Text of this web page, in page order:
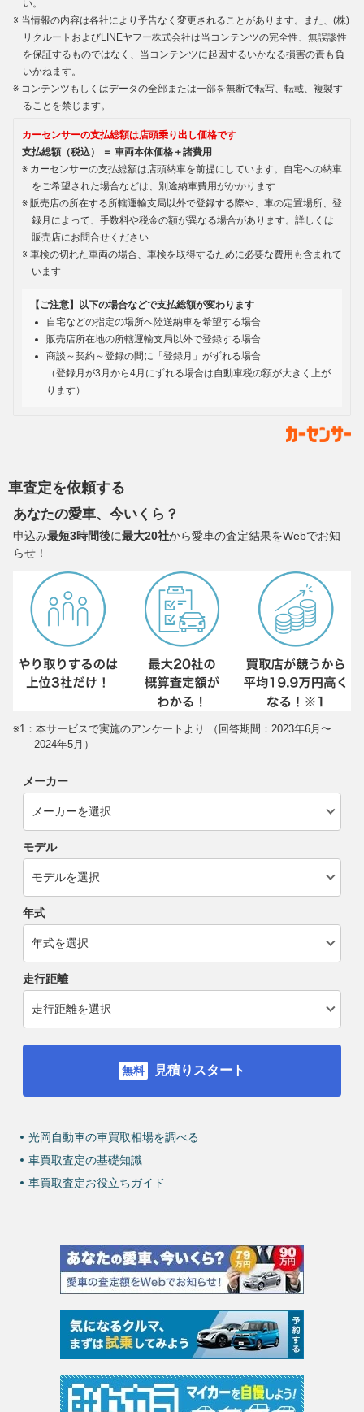
い。
当情報の内容は各社により予告なく変更されることがあります。また、(株)
リクルートおよびLINEヤフー株式会社は当コンテンツの完全性、無誤謬性
を保証するものではなく、当コンテンツに起因するいかなる損害の責も負
いかねます。
コンテンツもしくはデータの全部または一部を無断で転写、転載、複製す
ることを禁じます。
カーセンサーの支払総額は店頭乗り出し価格です
支払総額（税込） ＝ 車両本体価格＋諸費用
カーセンサーの支払総額は店頭納車を前提にしています。自宅への納車
をご希望された場合などは、別途納車費用がかかります
販売店の所在する所轄運輸支局以外で登録する際や、車の定置場所、登
録月によって、手数料や税金の額が異なる場合があります。詳しくは
販売店にお問合せください
車検の切れた車両の場合、車検を取得するために必要な費用も含まれて
います
【ご注意】以下の場合などで支払総額が変わります
自宅などの指定の場所へ陸送納車を希望する場合
販売店所在地の所轄運輸支局以外で登録する場合
商談～契約～登録の間に「登録月」がずれる場合
（登録月が3月から4月にずれる場合は自動車税の額が大きく上が
ります）
車査定を依頼する
あなたの愛車、今いくら？
申込み最短3時間後に最大20社から愛車の査定結果をWebでお知
らせ！
※1：本サービスで実施のアンケートより （回答期間：2023年6月〜
2024年5月）
メーカー
モデル
年式
走行距離
見積りスタート
光岡自動車の車買取相場を調べる
車買取査定の基礎知識
車買取査定お役立ちガイド